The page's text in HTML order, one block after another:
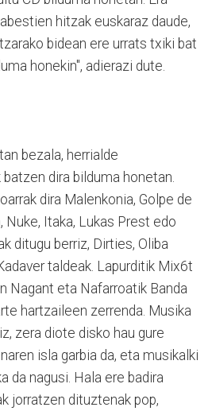
hitzak euskaraz daude,
bidean ere urrats txiki bat
honekin", adierazi dute.
bezala, herrialde
dira bilduma honetan.
dira Malenkonia, Golpe de
Nuke, Itaka, Lukas Prest edo
ditugu berriz, Dirties, Oliba
taldeak. Lapurditik Mix6t
Nagant eta Nafarroatik Banda
hartzaileen zerrenda. Musika
zera diote disko hau gure
isla garbia da, eta musikalki
da nagusi. Hala ere badira
jorratzen dituztenak pop,